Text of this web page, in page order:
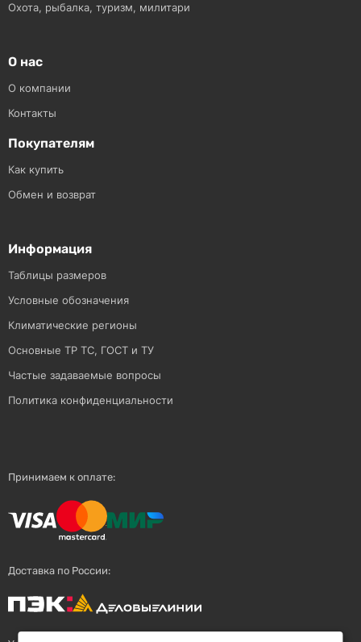
Охота, рыбалка, туризм, милитари
О нас
О компании
Контакты
Покупателям
Как купить
Обмен и возврат
Информация
Таблицы размеров
Условные обозначения
Климатические регионы
Основные ТР ТС, ГОСТ и ТУ
Частые задаваемые вопросы
Политика конфиденциальности
Принимаем к оплате:
Доставка по России: